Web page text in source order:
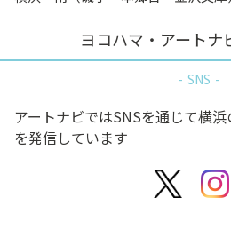
ヨコハマ・アートナ
SNS
アートナビではSNSを通じて横
を発信しています